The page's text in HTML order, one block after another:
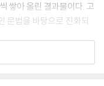
쌓아 올린 결과물이다. 고
문법을 바탕으로 진화되
했는지, 의사소통은 어떻게